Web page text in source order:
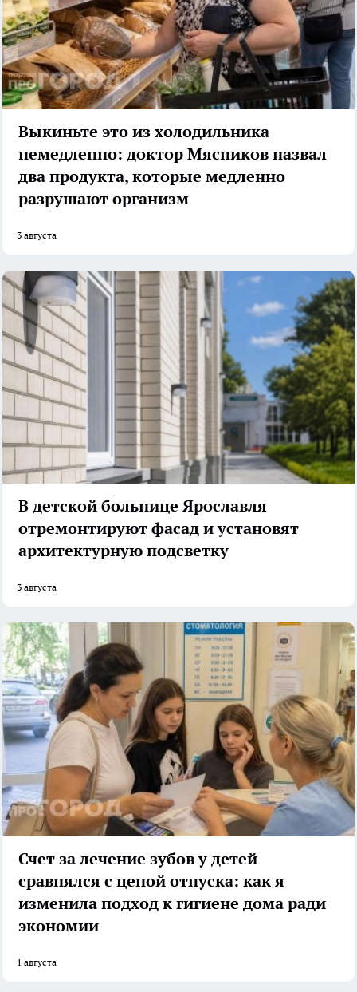
Выкиньте это из холодильника
немедленно: доктор Мясников назвал
два продукта, которые медленно
разрушают организм
3 августа
В детской больнице Ярославля
отремонтируют фасад и установят
архитектурную подсветку
3 августа
Счет за лечение зубов у детей
сравнялся с ценой отпуска: как я
изменила подход к гигиене дома ради
экономии
1 августа